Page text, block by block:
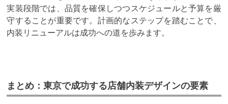
実装段階では、品質を確保しつつスケジュールと予算を厳
守することが重要です。計画的なステップを踏むことで、
内装リニューアルは成功への道を歩みます。
まとめ：東京で成功する店舗内装デザインの要素